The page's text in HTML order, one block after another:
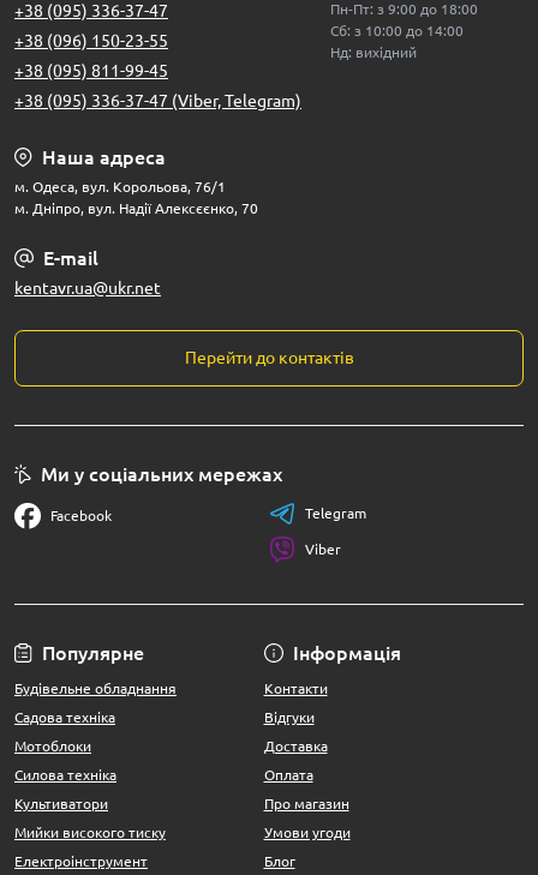
+38 (095) 336-37-47
+38 (096) 150-23-55
+38 (095) 811-99-45
+38 (095) 336-37-47 (Viber, Telegram)
Пн-Пт: з 9:00 до 18:00
Сб: з 10:00 до 14:00
Нд: вихідний
Наша адреса
м. Одеса, вул. Корольова, 76/1
м. Дніпро, вул. Надії Алексєєнко, 70
E-mail
kentavr.ua@ukr.net
Перейти до контактів
Популярне
Будівельне обладнання
Садова техніка
Мотоблоки
Силова техніка
Культиватори
Мийки високого тиску
Електроінструмент
Інформація
Контакти
Відгуки
Доставка
Оплата
Про магазин
Умови угоди
Блог
Ми у соціальних мережах
Facebook Telegram
Viber